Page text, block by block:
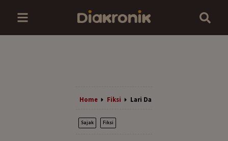
Home Fiksi Lari Dari Kenyataan
Sajak Fiksi